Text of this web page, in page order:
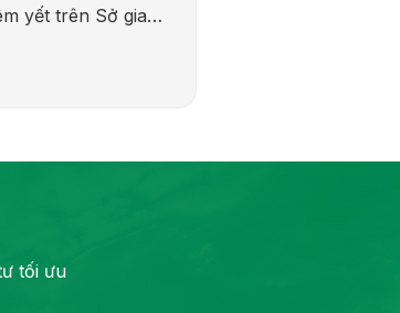
yết trên Sở giao
Thượng Hải
LIVOLTEK kết
tối ưu